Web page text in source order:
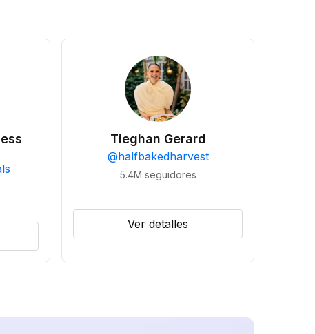
Tieghan Gerard
@halfbakedharvest
5.4M seguidores
Ver detalles